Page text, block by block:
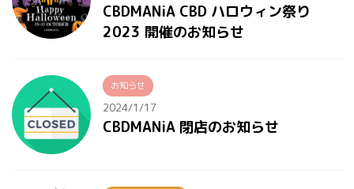
CBDMANiA CBD ハロウィン祭り
2023 開催のお知らせ
お知らせ
2024/1/17
CBDMANiA 閉店のお知らせ